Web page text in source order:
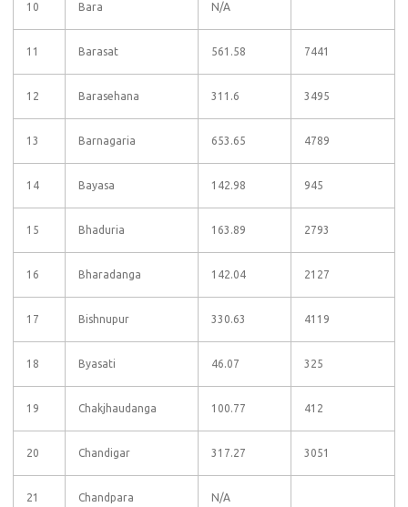
10 Bara N/A
11 Barasat 561.58 7441
12 Barasehana 311.6 3495
13 Barnagaria 653.65 4789
14 Bayasa 142.98 945
15 Bhaduria 163.89 2793
16 Bharadanga 142.04 2127
17 Bishnupur 330.63 4119
18 Byasati 46.07 325
19 Chakjhaudanga 100.77 412
20 Chandigar 317.27 3051
21 Chandpara N/A